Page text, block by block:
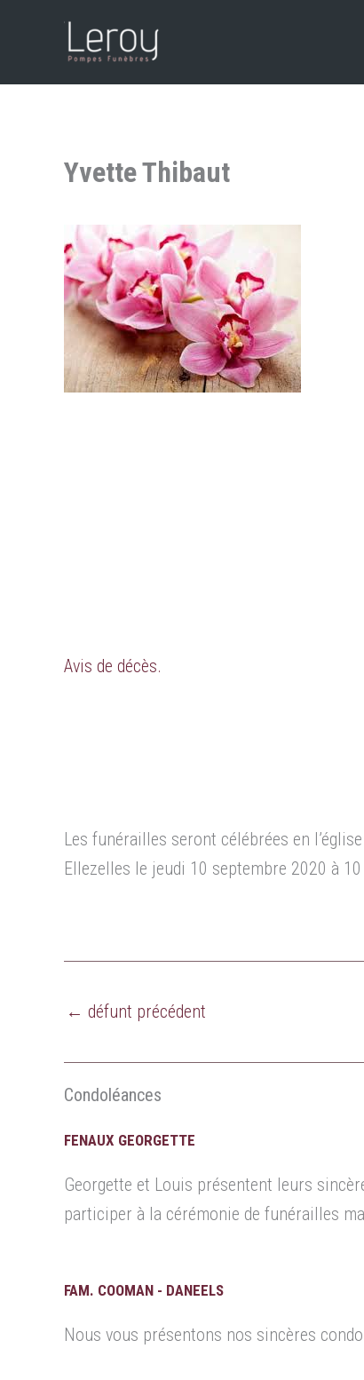
Yvette Thibaut
Avis de décès.
Les funérailles seront célébrées en
Ellezelles le jeudi 10 septembre 2020 à
← défunt précédent
Condoléances
FENAUX GEORGETTE
Georgette et Louis présentent leurs
participer à la cérémonie de funérailles
FAM. COOMAN - DANEELS
Nous vous présentons nos sincères